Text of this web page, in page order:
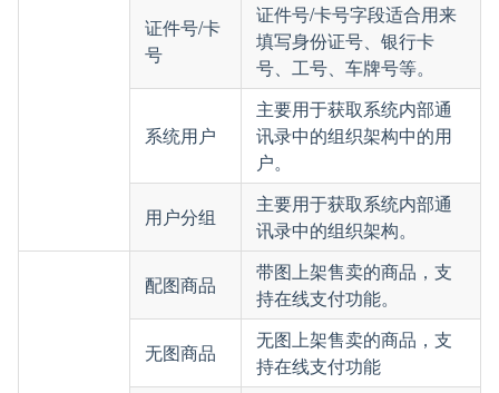
证件号/卡
号
证件号/卡号字段适合用来
填写身份证号、银行卡
号、工号、车牌号等。
系统用户
主要用于获取系统内部通
讯录中的组织架构中的用
户。
用户分组
主要用于获取系统内部通
讯录中的组织架构。
配图商品
带图上架售卖的商品，支
持在线支付功能。
无图商品
无图上架售卖的商品，支
持在线支付功能